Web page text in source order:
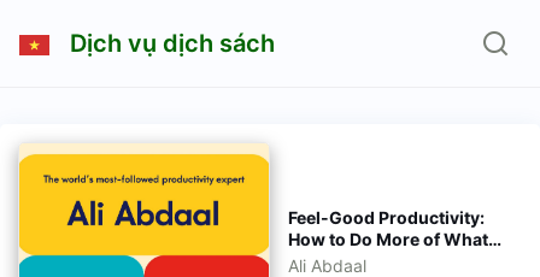
Dịch vụ dịch sách
Feel-Good Productivity:
How to Do More of What
Matters to You [eBook
Ali Abdaal